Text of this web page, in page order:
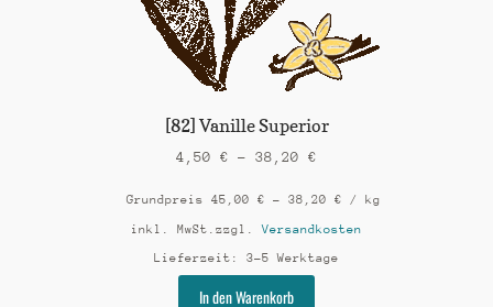
auf
der
Produktseite
[82] Vanille Superior
4,50 € – 38,20 €
Grundpreis 45,00 € – 38,20 € / kg
inkl. MwSt. zzgl.Versandkosten
Lieferzeit: 3-5 Werktage
In den Warenkorb